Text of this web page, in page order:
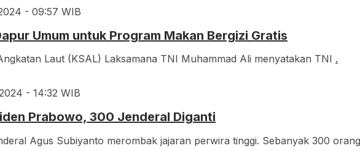
- 09:57 WIB
Umum untuk Program Makan Bergizi Gratis
Laut (KSAL) Laksamana TNI Muhammad Ali menyatakan TNI .
- 14:32 WIB
Prabowo, 300 Jenderal Diganti
Agus Subiyanto merombak jajaran perwira tinggi. Sebanyak 300 orang